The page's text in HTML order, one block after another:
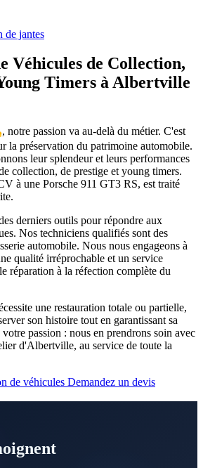
de jantes
Véhicules de Collection,
Timers àAlbertville
, notre passion va au-delà du métier. C'est
la préservation du patrimoine automobile.
leur splendeur et leurs performances
collection, de prestige et young timers.
à une Porsche 911 GT3 RS, est traité
derniers outils pour répondre aux
Nos techniciens qualifiés sont des
automobile. Nous nous engageons à
qualité irréprochable et un service
réparation à la réfection complète du
une restauration totale ou partielle,
son histoire tout en garantissant sa
passion : nous en prendrons soin avec
d'Albertville, au service de toute la
de véhicules Demandez un devis